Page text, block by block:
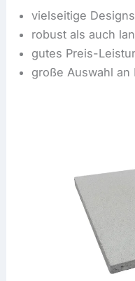
vielseitige Designs
robust als auch
gutes Preis-
große Auswahl an